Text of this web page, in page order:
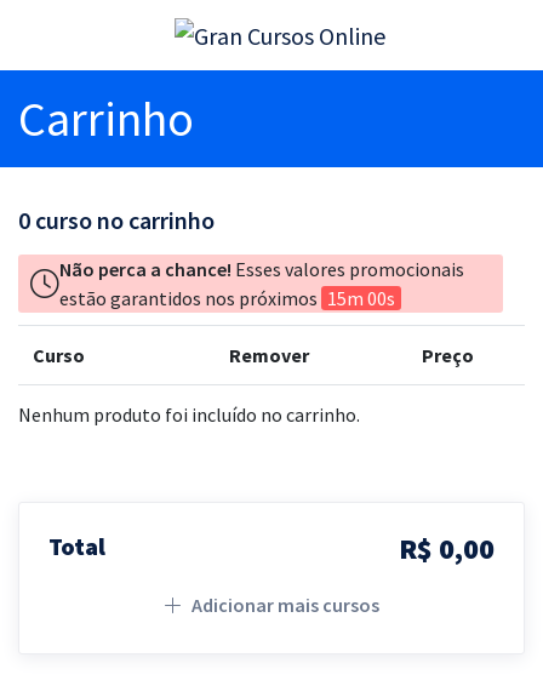
Carrinho
0 curso no carrinho
Não perca a chance! Esses valores promocionais
estão garantidos nos próximos 15m 00s
Curso Remover Preço
Nenhum produto foi incluído no carrinho.
Total R$ 0,00
Adicionar mais cursos